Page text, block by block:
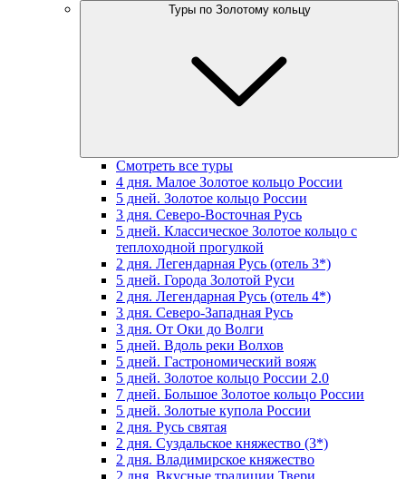
Туры по Золотому кольцу
Смотреть все туры
4 дня. Малое Золотое кольцо России
5 дней. Золотое кольцо России
3 дня. Северо-Восточная Русь
5 дней. Классическое Золотое кольцо с
теплоходной прогулкой
2 дня. Легендарная Русь (отель 3*)
5 дней. Города Золотой Руси
2 дня. Легендарная Русь (отель 4*)
3 дня. Северо-Западная Русь
3 дня. От Оки до Волги
5 дней. Вдоль реки Волхов
5 дней. Гастрономический вояж
5 дней. Золотое кольцо России 2.0
7 дней. Большое Золотое кольцо России
5 дней. Золотые купола России
2 дня. Русь святая
2 дня. Суздальское княжество (3*)
2 дня. Владимирское княжество
2 дня. Вкусные традиции Твери